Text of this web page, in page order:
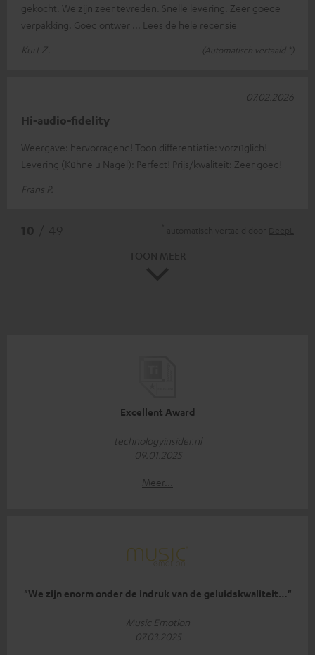
gekocht. We zijn zeer tevreden. Snelle levering. Zeer goede
verpakking. Goed ontwer
Lees de hele recensie
Kurt Z.
(Automatisch vertaald *)
Hi-audio-fidelity
Weergave: hervorragend! Toon differentiatie: vorzüglich!
Levering (Kühne u Nagel): Perfect! Prijs/kwaliteit: Zeer goed!
Frans P.
07.02.2026
Excellent Award
technologyinsider.nl
09.01.2025
Meer...
"We zijn enorm onder de indruk van de geluidskwaliteit…"
Music Emotion
07.03.2025